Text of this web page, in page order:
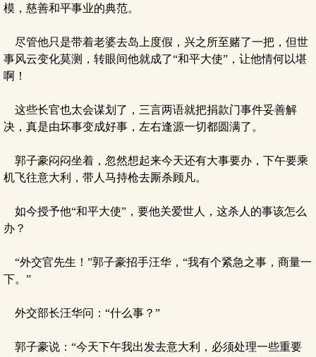
模，慈善和平事业的典范。
尽管他只是带着老婆去岛上度假，兴之所至赌了一把，但世
事风云变化莫测，转眼间他就成了“和平大使”，让他情何以堪
啊！
这些长官也太会谋划了，三言两语就把捐款门事件妥善解
决，真是由坏事变成好事，左右逢源一切都圆满了。
郭子豪闷闷坐着，忽然想起来今天还有大事要办，下午要乘
机飞往意大利，带人马持枪去厮杀顾凡。
如今授予他“和平大使”，要他关爱世人，这杀人的事该怎么
办？
“外交官先生！”郭子豪招手汪华，“我有个紧急之事，商量一
下。”
外交部长汪华问：“什么事？”
郭子豪说：“今天下午我出发去意大利，必须处理一些重要